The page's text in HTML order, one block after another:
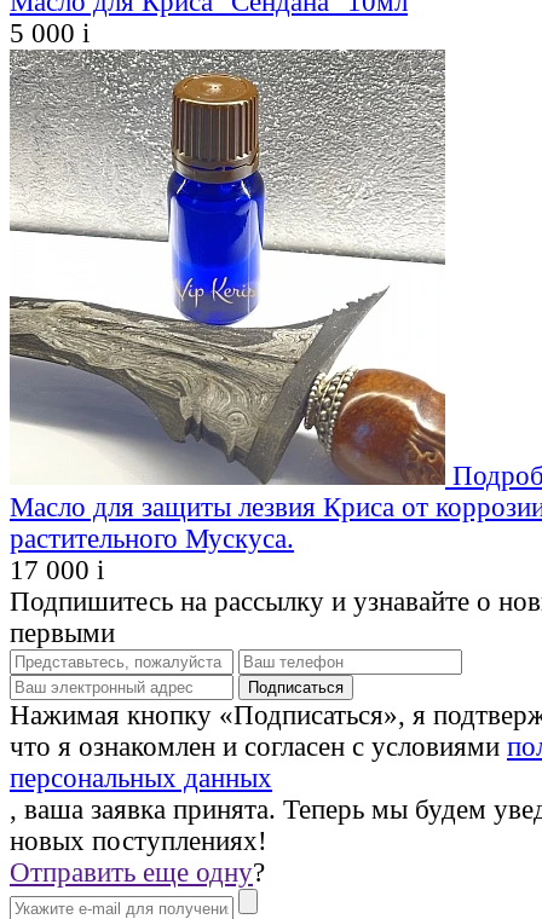
5 000 i
Масло для защиты лезвия Криса от
растительного Мускуса.
17 000 i
Подпишитесь на рассылку и узнавайте о
первыми
Нажимая кнопку «Подписаться», я
что я ознакомлен и согласен с условиями
персональных данных
, ваша заявка принята. Теперь мы будем
новых поступлениях!
Отправить еще одну?